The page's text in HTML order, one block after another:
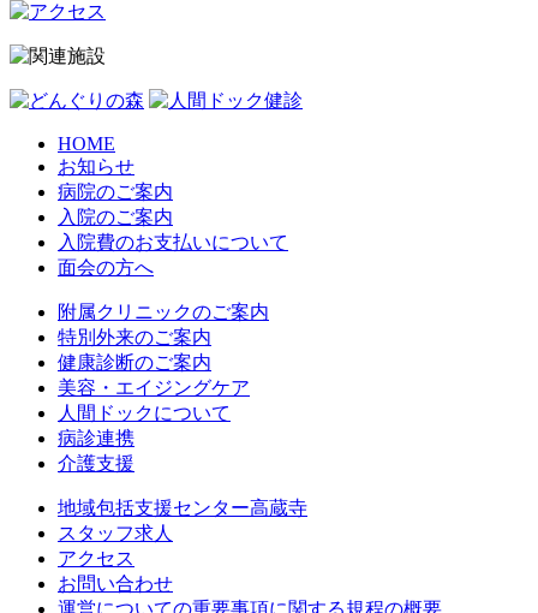
HOME
お知らせ
病院のご案内
入院のご案内
入院費のお支払いについて
面会の方へ
附属クリニックのご案内
特別外来のご案内
健康診断のご案内
美容・エイジングケア
人間ドックについて
病診連携
介護支援
地域包括支援センター高蔵寺
スタッフ求人
アクセス
お問い合わせ
運営についての重要事項に関する規程の概要